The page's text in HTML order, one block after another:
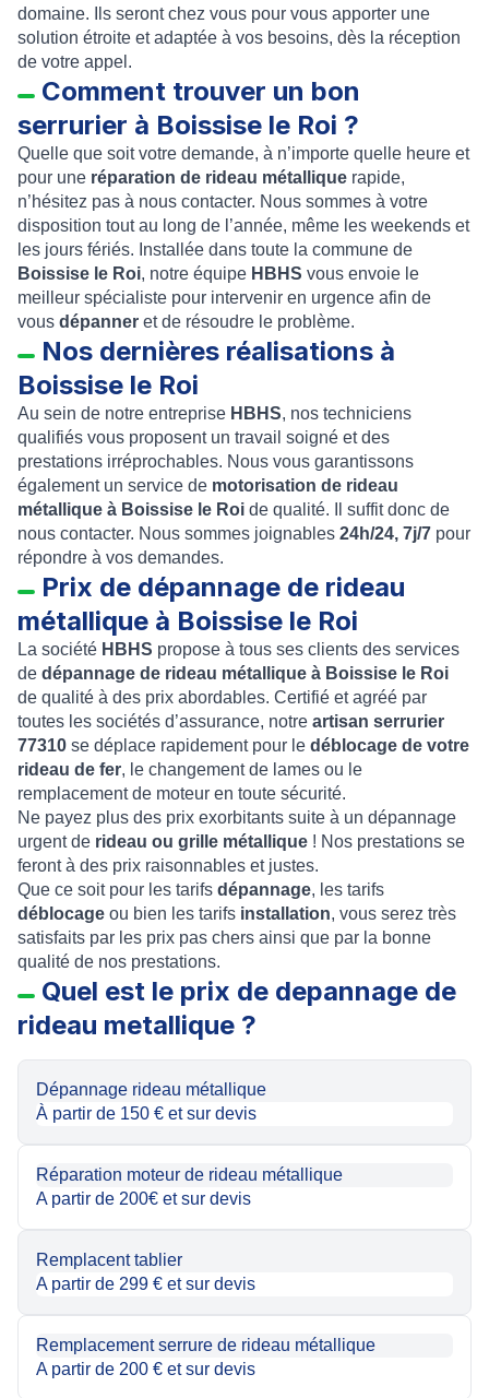
domaine. Ils seront chez vous pour vous apporter une
solution étroite et adaptée à vos besoins, dès la réception
de votre appel.
Comment trouver un bon
serrurier à Boissise le Roi ?
Quelle que soit votre demande, à n’importe quelle heure et
pour une réparation de rideau métallique rapide,
n’hésitez pas à nous contacter. Nous sommes à votre
disposition tout au long de l’année, même les weekends et
les jours fériés. Installée dans toute la commune de
Boissise le Roi, notre équipe HBHS vous envoie le
meilleur spécialiste pour intervenir en urgence afin de
vous dépanner et de résoudre le problème.
Nos dernières réalisations à
Boissise le Roi
Au sein de notre entreprise HBHS, nos techniciens
qualifiés vous proposent un travail soigné et des
prestations irréprochables. Nous vous garantissons
également un service de motorisation de rideau
métallique à Boissise le Roi de qualité. Il suffit donc de
nous contacter. Nous sommes joignables 24h/24, 7j/7 pour
répondre à vos demandes.
Prix de dépannage de rideau
métallique à Boissise le Roi
La société HBHS propose à tous ses clients des services
de dépannage de rideau métallique à Boissise le Roi
de qualité à des prix abordables. Certifié et agréé par
toutes les sociétés d’assurance, notre artisan serrurier
77310 se déplace rapidement pour le déblocage de votre
rideau de fer, le changement de lames ou le
remplacement de moteur en toute sécurité.
Ne payez plus des prix exorbitants suite à un dépannage
urgent de rideau ou grille métallique ! Nos prestations se
feront à des prix raisonnables et justes.
Que ce soit pour les tarifs dépannage, les tarifs
déblocage ou bien les tarifs installation, vous serez très
satisfaits par les prix pas chers ainsi que par la bonne
qualité de nos prestations.
Quel est le prix de depannage de
rideau metallique ?
Dépannage rideau métallique
À partir de 150 € et sur devis
Réparation moteur de rideau métallique
A partir de 200€ et sur devis
Remplacent tablier
A partir de 299 € et sur devis
Remplacement serrure de rideau métallique
A partir de 200 € et sur devis